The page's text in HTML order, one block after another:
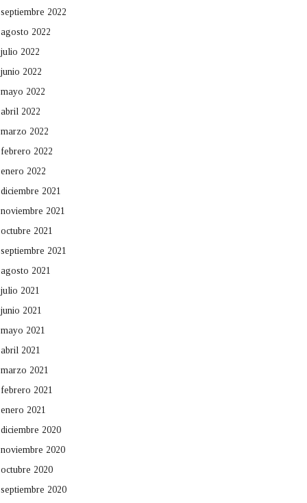
septiembre 2022
agosto 2022
julio 2022
junio 2022
mayo 2022
abril 2022
marzo 2022
febrero 2022
enero 2022
diciembre 2021
noviembre 2021
octubre 2021
septiembre 2021
agosto 2021
julio 2021
junio 2021
mayo 2021
abril 2021
marzo 2021
febrero 2021
enero 2021
diciembre 2020
noviembre 2020
octubre 2020
septiembre 2020